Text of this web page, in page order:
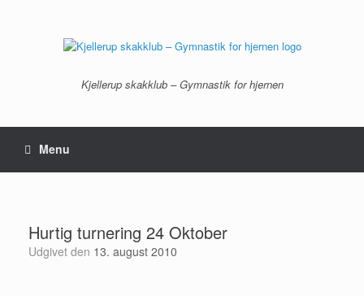
Kjellerup skakklub – Gymnastik for hjernen
Menu
Hurtig turnering 24 Oktober
Udgivet den 13. august 2010